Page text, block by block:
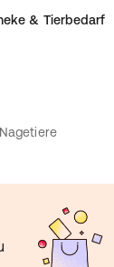
& Tierbedarf